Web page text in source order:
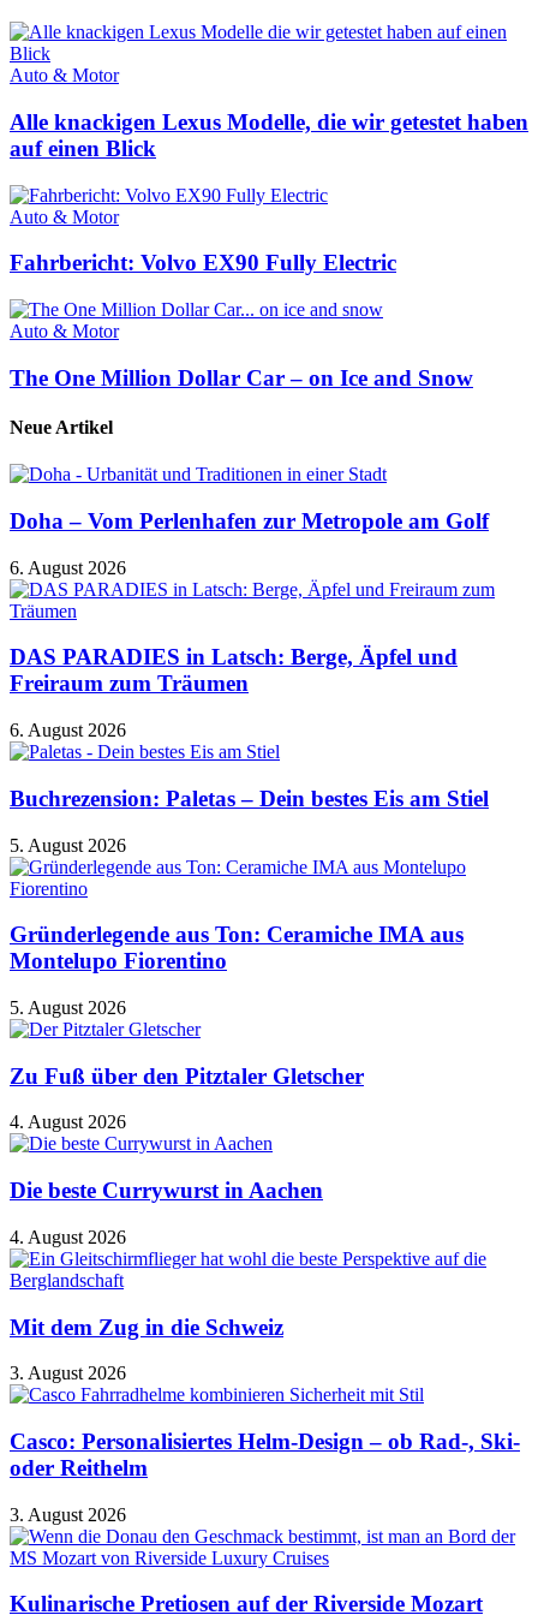
Auto & Motor
Alle knackigen Lexus Modelle, die wir getestet haben
auf einen Blick
Auto & Motor
Fahrbericht: Volvo EX90 Fully Electric
Auto & Motor
The One Million Dollar Car – on Ice and Snow
Neue Artikel
Doha – Vom Perlenhafen zur Metropole am Golf
6. August 2026
DAS PARADIES in Latsch: Berge, Äpfel und
Freiraum zum Träumen
6. August 2026
Buchrezension: Paletas – Dein bestes Eis am Stiel
5. August 2026
Gründerlegende aus Ton: Ceramiche IMA aus
Montelupo Fiorentino
5. August 2026
Zu Fuß über den Pitztaler Gletscher
4. August 2026
Die beste Currywurst in Aachen
4. August 2026
Mit dem Zug in die Schweiz
3. August 2026
Casco: Personalisiertes Helm-Design – ob Rad-, Ski-
oder Reithelm
3. August 2026
Kulinarische Pretiosen auf der Riverside Mozart